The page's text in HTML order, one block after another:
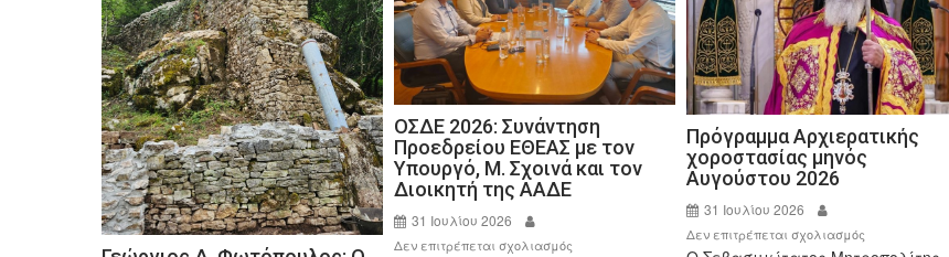
ΟΣΔΕ 2026: Συνάντηση
Προεδρείου ΕΘΕΑΣ με τον
Υπουργό, Μ. Σχοινά και τον
Διοικητή της ΑΑΔΕ
31 Ιουλίου 2026
Δεν επιτρέπεται σχολιασμός
Πρόγραμμα Αρχιερατικής
χοροστασίας μηνός
Αυγούστου 2026
31 Ιουλίου 2026
Δεν επιτρέπεται σχολιασμός